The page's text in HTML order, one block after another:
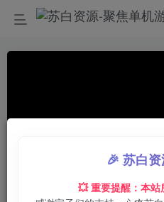
🎉 苏白
💥 重要提醒：本站